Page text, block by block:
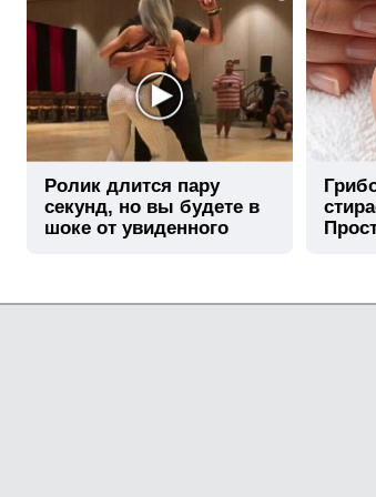
Ролик длится пару
секунд, но вы будете в
шоке от увиденного